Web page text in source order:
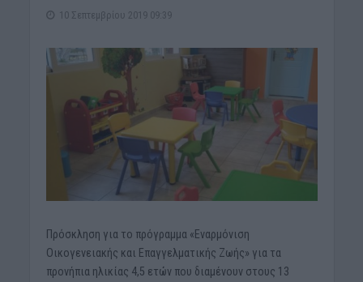
10 Σεπτεμβρίου 2019 09:39
Πρόσκληση για το πρόγραμμα «Εναρμόνιση
Οικογενειακής και Επαγγελματικής Ζωής» για τα
προνήπια ηλικίας 4,5 ετών που διαμένουν στους 13